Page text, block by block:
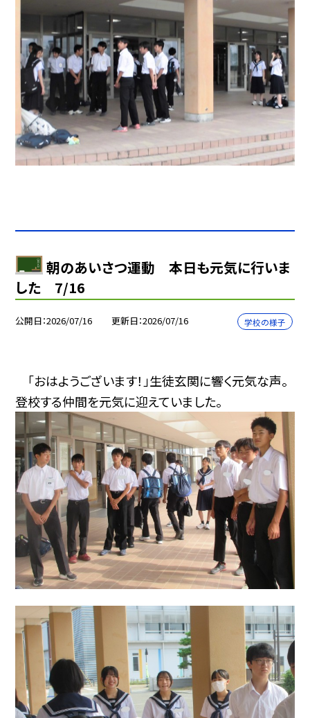
朝のあいさつ運動 本日も元気に行いま
した 7/16
公開日 2026/07/16 更新日 2026/07/16 学校の様子
「おはようございます！」生徒玄関に響く元気な声。
登校する仲間を元気に迎えていました。